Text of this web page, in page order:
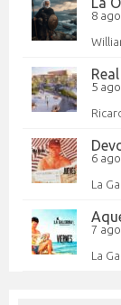
8
5
6
La
7
La